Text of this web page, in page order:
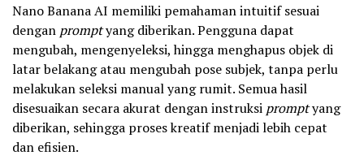
Nano Banana AI memiliki pemahaman intuitif sesuai
dengan promptyang diberikan. Pengguna dapat
mengubah, mengenyeleksi, hingga menghapus objek di
latar belakang atau mengubah pose subjek, tanpa perlu
melakukan seleksi manual yang rumit. Semua hasil
disesuaikan secara akurat dengan instruksi promptyang
diberikan, sehingga proses kreatif menjadi lebih cepat
dan efisien.